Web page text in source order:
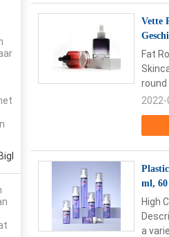
Vette
Fat
round
2022-
ml,
High
a